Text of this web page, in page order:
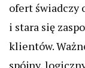
ofert świadczy
i stara się
klientów.
spójny,